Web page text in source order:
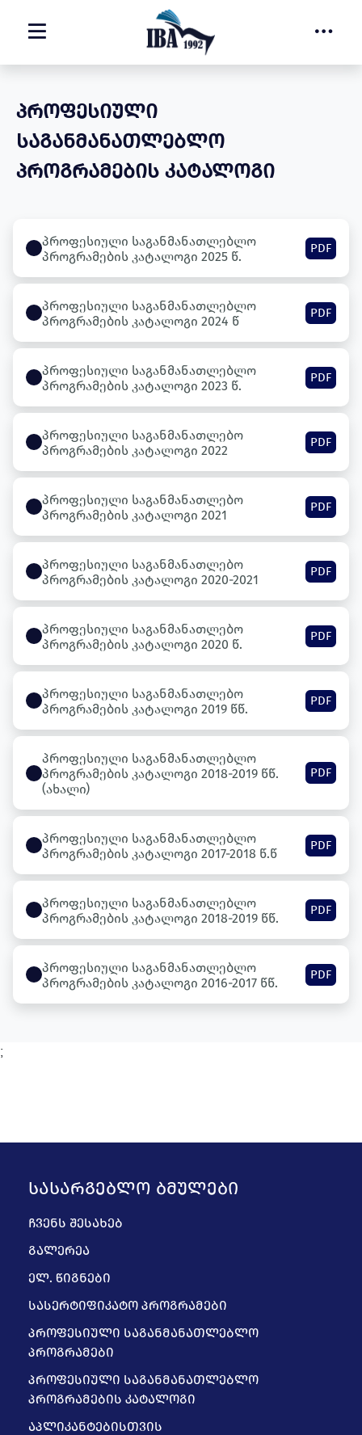
ᲞᲠᲝᲤᲔᲡᲘᲣᲚᲘ
ᲡᲐᲒᲐᲜᲛᲐᲜᲐᲗᲚᲔᲑᲚᲝ
ᲞᲠᲝᲒᲠᲐᲛᲔᲑᲘᲡ ᲙᲐᲢᲐᲚᲝᲒᲘ
პროფესიული საგანმანათლებლო
პროგრამების კატალოგი 2025 წ.
PDF
პროფესიული საგანმანათლებლო
პროგრამების კატალოგი 2024 წ
PDF
პროფესიული საგანმანათლებლო
პროგრამების კატალოგი 2023 წ.
PDF
პროფესიული საგანმანათლებო
პროგრამების კატალოგი 2022
PDF
პროფესიული საგანმანათლებო
პროგრამების კატალოგი 2021
PDF
პროფესიული საგანმანათლებო
პროგრამების კატალოგი 2020-2021
PDF
პროფესიული საგანმანათლებო
პროგრამების კატალოგი 2020 წ.
PDF
პროფესიული საგანმანათლებო
პროგრამების კატალოგი 2019 წწ.
PDF
პროფესიული საგანმანათლებლო
პროგრამების კატალოგი 2018-2019 წწ.
(ახალი)
PDF
პროფესიული საგანმანათლებლო
პროგრამების კატალოგი 2017-2018 წ.წ
PDF
პროფესიული საგანმანათლებლო
პროგრამების კატალოგი 2018-2019 წწ.
PDF
პროფესიული საგანმანათლებლო
პროგრამების კატალოგი 2016-2017 წწ.
PDF
;
ᲡᲐᲡᲐᲠᲒᲔᲑᲚᲝ ᲑᲛᲣᲚᲔᲑᲘ
ᲩᲕᲔᲜᲡ ᲨᲔᲡᲐᲮᲔᲑ
ᲒᲐᲚᲔᲠᲔᲐ
ᲔᲚ. ᲬᲘᲒᲜᲔᲑᲘ
ᲡᲐᲡᲔᲠᲢᲘᲤᲘᲙᲐᲢᲝ ᲞᲠᲝᲒᲠᲐᲛᲔᲑᲘ
ᲞᲠᲝᲤᲔᲡᲘᲣᲚᲘ ᲡᲐᲒᲐᲜᲛᲐᲜᲐᲗᲚᲔᲑᲚᲝ
ᲞᲠᲝᲒᲠᲐᲛᲔᲑᲘ
ᲞᲠᲝᲤᲔᲡᲘᲣᲚᲘ ᲡᲐᲒᲐᲜᲛᲐᲜᲐᲗᲚᲔᲑᲚᲝ
ᲞᲠᲝᲒᲠᲐᲛᲔᲑᲘᲡ ᲙᲐᲢᲐᲚᲝᲒᲘ
ᲐᲞᲚᲘᲙᲐᲜᲢᲔᲑᲘᲡᲗᲕᲘᲡ